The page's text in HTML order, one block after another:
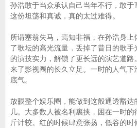
孙浩敢于当众承认自己当年不行，敢于
这份坦荡和真诚，真的太过难得。
所谓塞翁失马，焉知非福，在孙浩身
了歌坛的高光流量，丢掉了昔日的歌手
的演技实力，解锁了更长远的演艺道路
来了影视圈的长久立足。一时的人气下
底气。
放眼整个娱乐圈，能做到这般通透豁
几。大多数人被名利裹挟，困在一时
斤计较。红的时候肆意张扬，低谷的